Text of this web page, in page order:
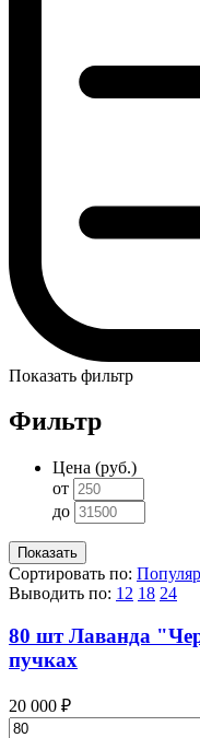
Показать фильтр
Фильтр
Цена (руб.)
от
до
Сортировать по:
Выводить по: 12 18 24
80 шт Лаванда
пучках
20 000 ₽